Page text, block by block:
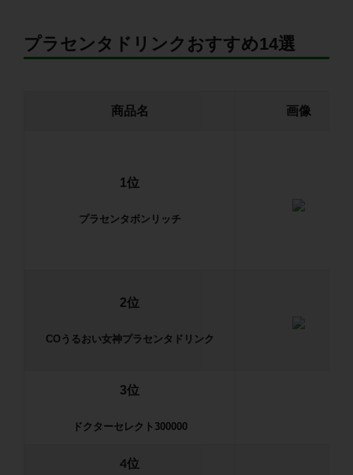
プラセンタドリンクおすすめ14選
商品名 画像
1位
プラセンタボンリッチ
2位
COうるおい女神プラセンタドリンク
3位
ドクターセレクト300000
4位